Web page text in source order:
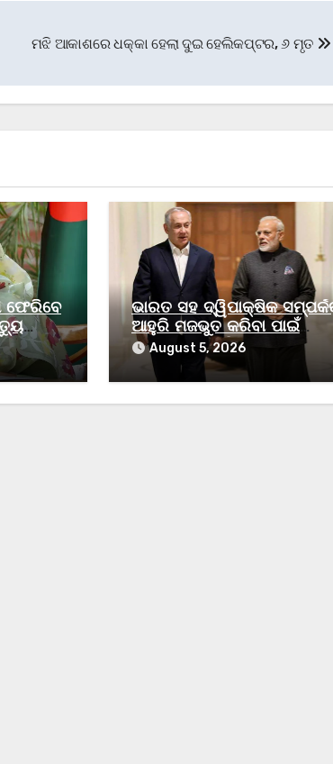
ମଝି ଆକାଶରେ ଧକ୍କା ହେଲା ଦୁଇ ହେଲିକପ୍ଟର, ୬ ମୃତ
ଫେରିବେ
ଭାରତ ସହ ଦ୍ୱିପାକ୍ଷିକ
ଆହୁରି ମଜଭୁତ କରିବା ପାଇଁ
ଇସ୍ରାଏଲ ସକ୍ରିୟ ଭାବେ କାମ
କରୁଛି : ନେତାନ୍ୟାହୁ
August 5, 2026